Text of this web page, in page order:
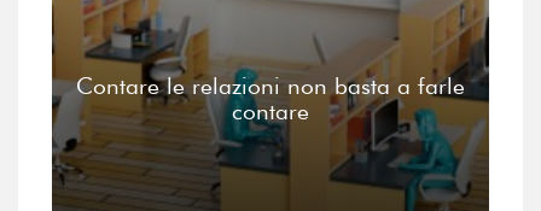
Contare le relazioni non basta a farle
contare